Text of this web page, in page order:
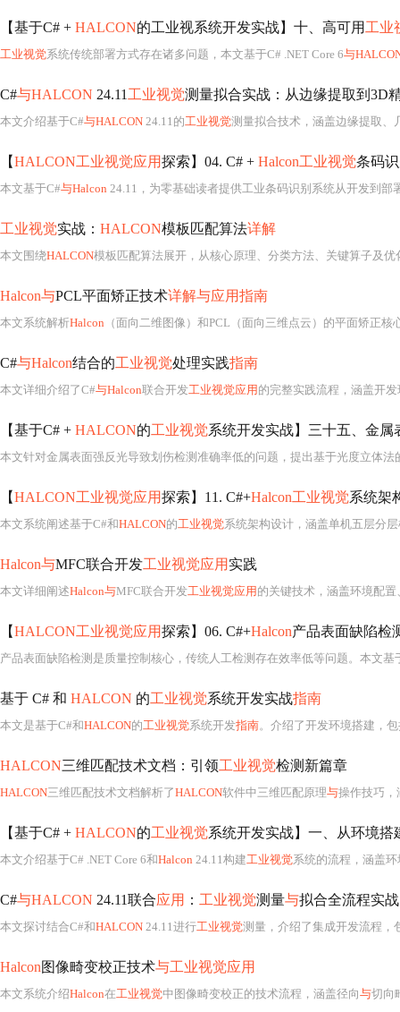
【基于C# + HALCON的工业视系统开发实战】十、高可用 工业
工业视觉系统传统部署方式存在诸多问题，本文基于C# .NET Core 6与
C#与HALCON 24.11 工业视觉测量拟合实战：从边缘提取到3D
本文介绍基于C#与HALCON 24.11的工业视觉测量拟合技术，涵盖边缘提取、几何拟合、精度优化及工业部署全流程。结合汽车零件孔径测量、
【HALCON工业视觉应用探索】04. C# + Halcon工业视觉条码识
本文基于C#与Halcon 24.11，为零基础读者提供工业条码识别系统从开发到部
工业视觉实战： HALCON模板匹配算法详解
本文围绕HALCON模板匹配算法展开，从核心原理、分类方法、关键算子及优化技巧四个维度进行深度解析。介绍了相关性匹配等常见方法，以及基于形状、灰度等多种匹配方法。
Halcon与PCL平面矫正技术详解与应用指南
本文系统解析Halcon （面向二维图像）和PCL（面向三维点云）的平面矫正核
C#与Halcon结合的工业视觉处理实践指南
本文详细介绍了C#与Halcon联合开发工业视觉应用 的完整实践流程，涵盖开
【基于C# + HALCON的工业视觉系统开发实战】三十五、金属
本文针对金属表面强反光导致划伤检测准确率低的问题，提出基于光度立体法
【HALCON工业视觉应用探索】11. C#+Halcon工业视觉系统架
本文系统阐述基于C#和HALCON的工业视觉系统架构设计，涵盖单机五层分层模型（用户界面、业务逻辑、图像处理、硬件控制、数据访问
Halcon与MFC联合开发工业视觉应用 实践
本文详细阐述Halcon与MFC联合开发工业视觉应用 的关键技术，涵盖环境配置、图像显示整合、相机实时采集（支持GigE Vision/USB3 Vision等接
【HALCON工业视觉应用探索】06. C#+Halcon产品表面缺陷检
产品表面缺陷检测是质量控制核心，传统人工检测存在效率低等问题。本文基
基于 C# 和 HALCON 的工业视觉系统开发实战指南
本文是基于C#和HALCON的工业视觉系统开发指南。介绍了开发环境搭建，包括工具链准备和项目配置；阐述了系统核心流程
HALCON三维匹配技术文档：引领工业视觉检测新篇章
HALCON三维匹配技术文档解析了HALCON软件中三维匹配原理与操作技巧，涵
【基于C# + HALCON的工业视觉系统开发实战】一、从环境搭
本文介绍基于C# .NET Core 6和Halcon 24.11构建工业视觉系统的流程，涵盖环境配置、相机集成、图像处理算法实现等关键环
C#与HALCON 24.11联合应用 ： 工业视觉测量与拟合全流程实
本文探讨结合C#和HALCON 24.11进行工业视觉测量，介绍了集成开发流程，
Halcon图像畸变校正技术与工业视觉应用
本文系统介绍Halcon在工业视觉中图像畸变校正的技术流程，涵盖径向与切向畸变